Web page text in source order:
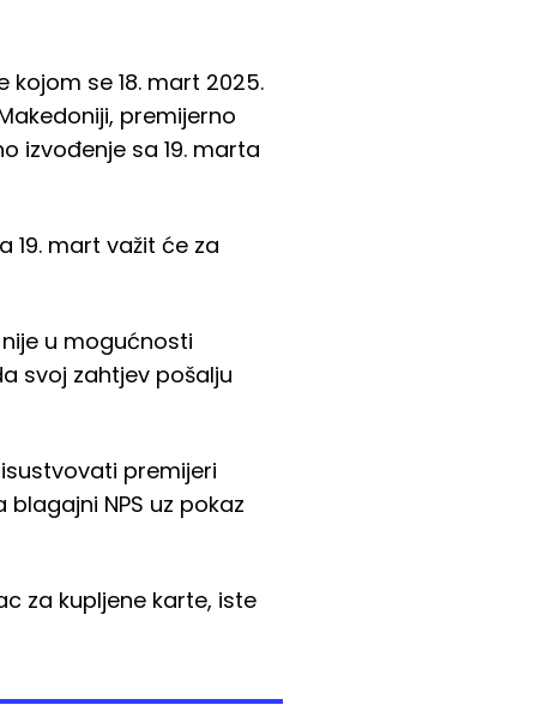
se 18. mart 2025.
premijerno
izvođenje sa 19. marta
19. mart važit će za
u mogućnosti
svoj zahtjev pošalju
premijeri
NPS uz pokaz
za kupljene karte, iste